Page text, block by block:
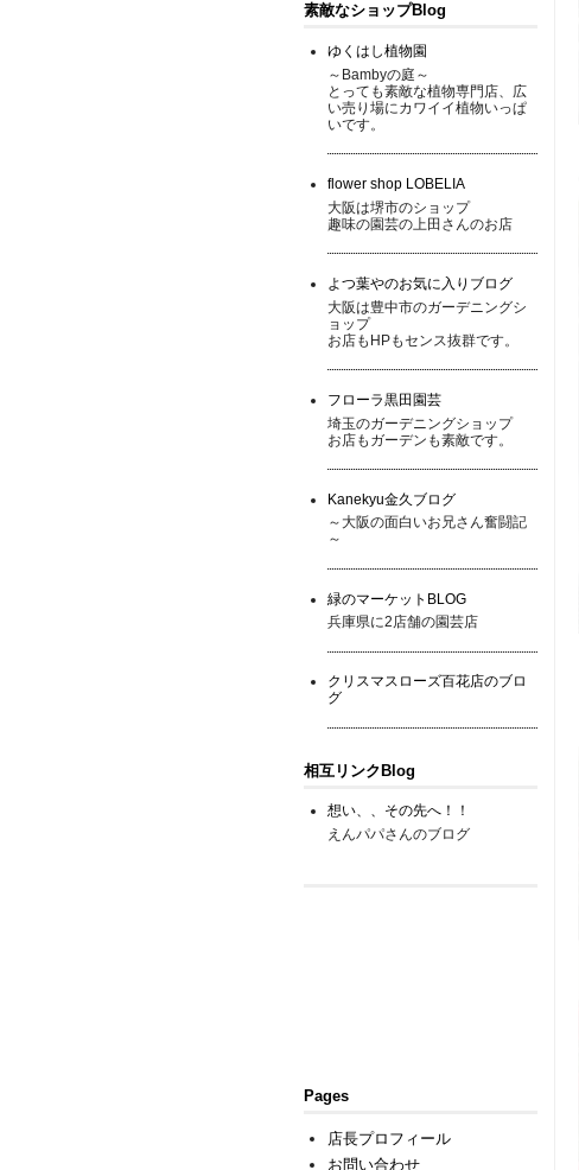
素敵なショップBlog
ゆくはし植物園
～Bambyの庭～
とっても素敵な植物専門店、広
い売り場にカワイイ植物いっぱ
いです。
flower shop LOBELIA
大阪は堺市のショップ
趣味の園芸の上田さんのお店
よつ葉やのお気に入りブログ
大阪は豊中市のガーデニングシ
ョップ
お店もHPもセンス抜群です。
フローラ黒田園芸
埼玉のガーデニングショップ
お店もガーデンも素敵です。
Kanekyu金久ブログ
～大阪の面白いお兄さん奮闘記
～
緑のマーケットBLOG
兵庫県に2店舗の園芸店
クリスマスローズ百花店のブロ
グ
相互リンクBlog
想い、、その先へ！！
えんパパさんのブログ
Pages
店長プロフィール
お問い合わせ